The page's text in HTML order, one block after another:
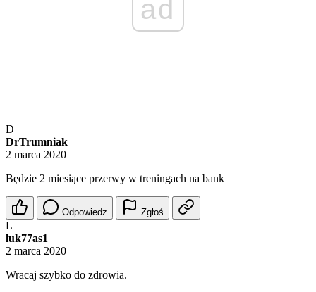
ad
D
DrTrumniak
2 marca 2020
Będzie 2 miesiące przerwy w treningach na bank
Odpowiedz Zgłoś
L
luk77as1
2 marca 2020
Wracaj szybko do zdrowia.